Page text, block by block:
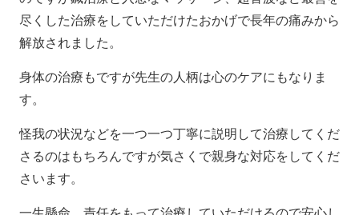
尽くした治療をしていただけたおかげで長年の痛みから
解放されました。
身体の治療もですが先生の人柄は心のケアにもなりま
す。
怪我の状況などを一つ一つ丁寧に説明して治療してくだ
さるのはもちろんですが気さくで親身な対応をしてくだ
さいます。